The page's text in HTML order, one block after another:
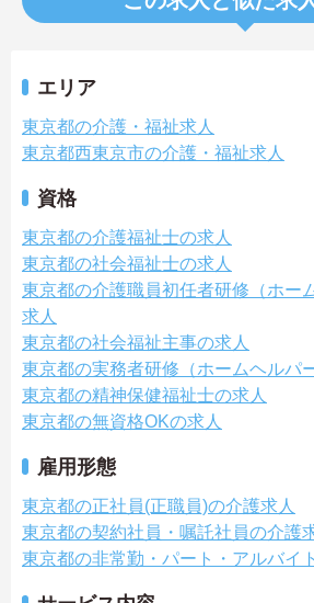
エリア
東京都の介護・福祉求人
東京都西東京市の介護・福祉求人
資格
東京都の介護福祉士の求人
東京都の社会福祉士の求人
東京都の介護職員初任者研修（ホー
求人
東京都の社会福祉主事の求人
東京都の実務者研修（ホームヘルパ
東京都の精神保健福祉士の求人
東京都の無資格OKの求人
雇用形態
東京都の正社員(正職員)の介護求人
東京都の契約社員・嘱託社員の介護
東京都の非常勤・パート・アルバイ